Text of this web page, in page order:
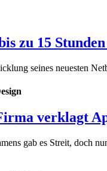
zu 15
seines neuesten
verklagt
gab es Streit, doch